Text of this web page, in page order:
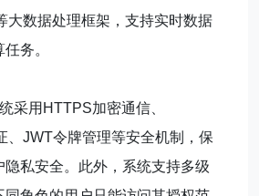
大数据处理框架，支持实时数据
任务。
采用HTTPS加密通信、
、JWT令牌管理等安全机制，保
隐私安全。此外，系统支持多级